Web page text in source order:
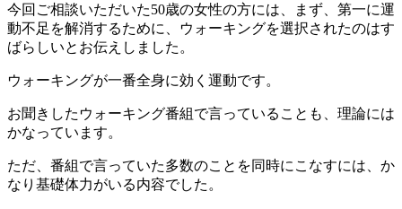
今回ご相談いただいた50歳の女性の方には、まず、第一に運
動不足を解消するために、ウォーキングを選択されたのはす
ばらしいとお伝えしました。
ウォーキングが一番全身に効く運動です。
お聞きしたウォーキング番組で言っていることも、理論には
かなっています。
ただ、番組で言っていた多数のことを同時にこなすには、か
なり基礎体力がいる内容でした。